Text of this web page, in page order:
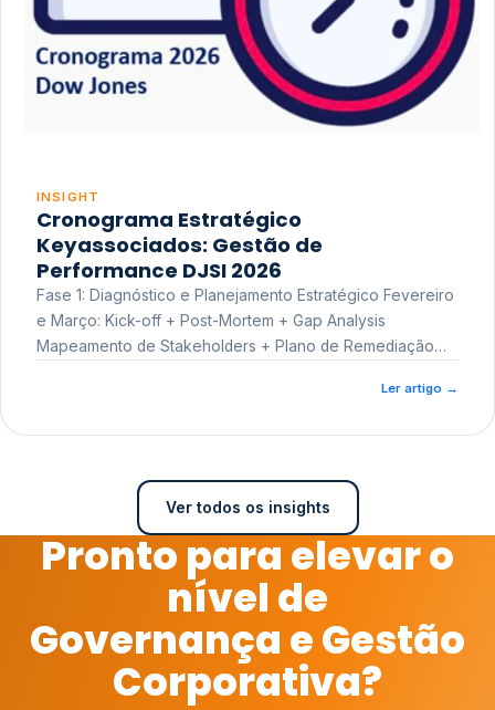
INSIGHT
Cronograma Estratégico
Keyassociados: Gestão de
Performance DJSI 2026
Fase 1: Diagnóstico e Planejamento Estratégico Fevereiro
e Março: Kick-off + Post-Mortem + Gap Analysis
Mapeamento de Stakeholders + Plano de Remediação
Ler artigo →
Ver todos os insights
Pronto para elevar o
nível de
Governança e Gestão
Corporativa?